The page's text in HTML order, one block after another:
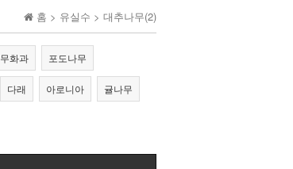
홈 > 유실수 > 대추나무(2)
무화과 포도나무
다래 아로니아 귤나무